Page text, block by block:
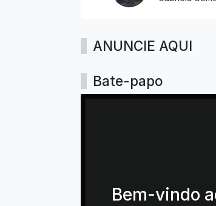
ANUNCIE AQUI
Bate-papo
Bem-vindo